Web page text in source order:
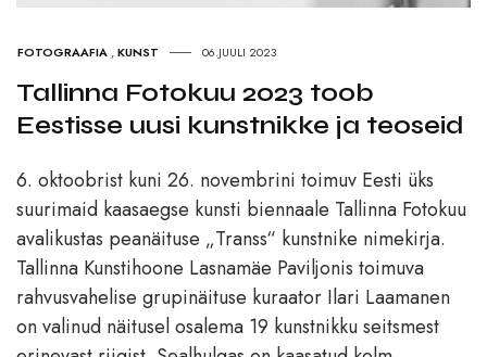
FOTOGRAAFIA ,KUNST 06.JUULI 2023
Tallinna Fotokuu 2023 toob
Eestisse uusi kunstnikke ja teoseid
6. oktoobrist kuni 26. novembrini toimuv Eesti üks
suurimaid kaasaegse kunsti biennaale Tallinna Fotokuu
avalikustas peanäituse „Transs“ kunstnike nimekirja.
Tallinna Kunstihoone Lasnamäe Paviljonis toimuva
rahvusvahelise grupinäituse kuraator Ilari Laamanen
on valinud näitusel osalema 19 kunstnikku seitsmest